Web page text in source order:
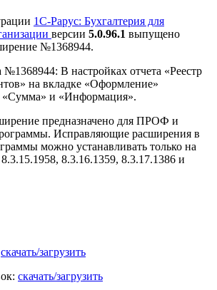
1С-Рарус: Бухгалтерия для
версии 5.0.96.1 выпущено
№1368944.
В настройках отчета «Реестр
на вкладке «Оформление»
«Сумма» и «Информация».
предназначено для ПРОФ и
Исправляющие расширения в
можно устанавливать только на
8.3.16.1359, 8.3.17.1386 и
скачать/загрузить
скачать/загрузить